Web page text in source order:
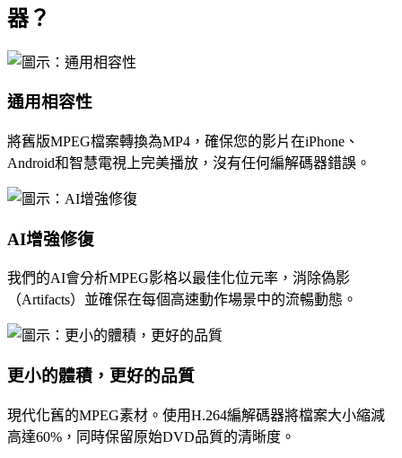
器？
通用相容性
將舊版MPEG檔案轉換為MP4，確保您的影片在iPhone、
Android和智慧電視上完美播放，沒有任何編解碼器錯誤。
AI增強修復
我們的AI會分析MPEG影格以最佳化位元率，消除偽影
（Artifacts）並確保在每個高速動作場景中的流暢動態。
更小的體積，更好的品質
現代化舊的MPEG素材。使用H.264編解碼器將檔案大小縮減
高達60%，同時保留原始DVD品質的清晰度。